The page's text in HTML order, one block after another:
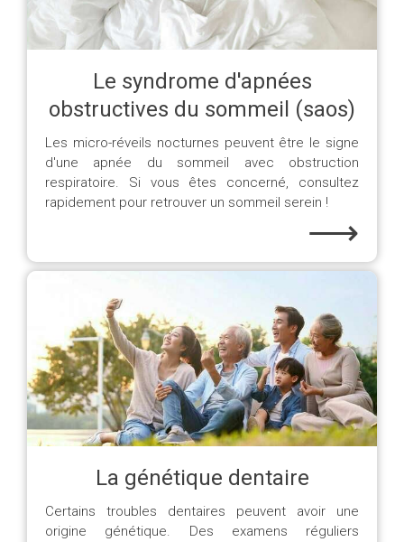
Le syndrome d'apnées
obstructives du sommeil (saos)
Les micro-réveils nocturnes peuvent être le signe
d'une apnée du sommeil avec obstruction
respiratoire. Si vous êtes concerné, consultez
rapidement pour retrouver un sommeil serein !
⟶
La génétique dentaire
Certains troubles dentaires peuvent avoir une
origine génétique. Des examens réguliers